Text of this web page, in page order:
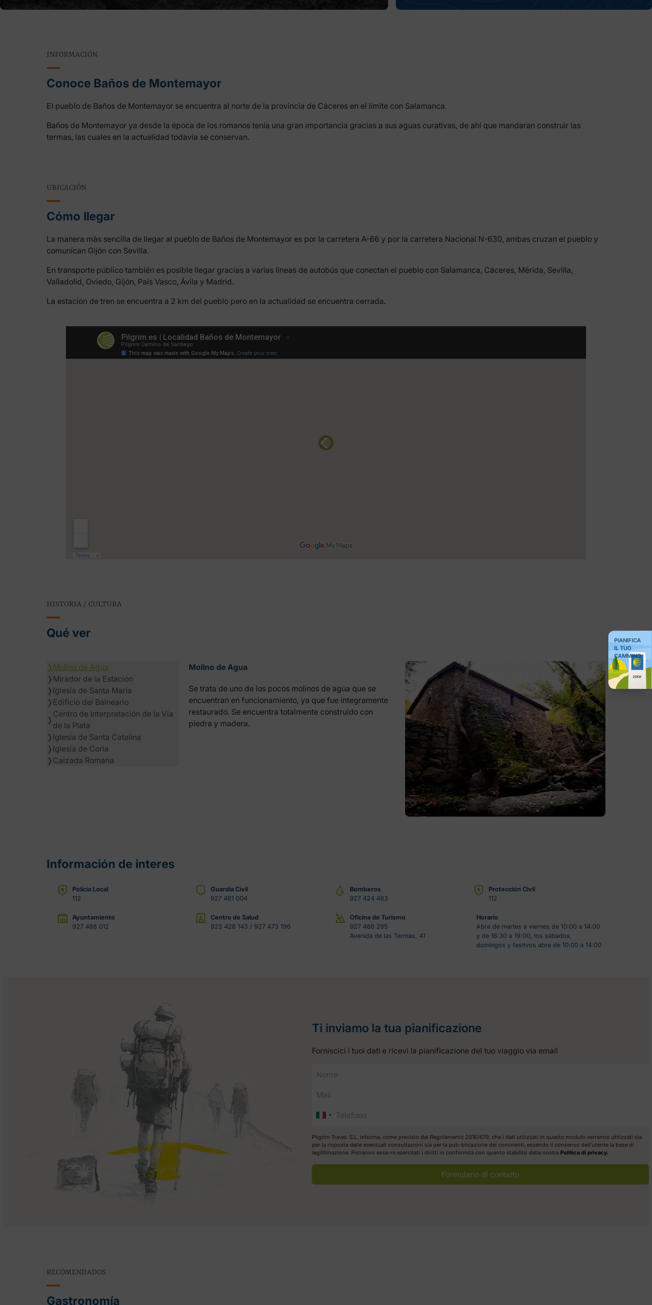
PIANIFICA
IL TUO
CAMMINO
INFORMACIÓN
Conoce Baños de Montemayor
El pueblo de Baños de Montemayor se encuentra al norte de la provincia de Cáceres en el límite con Salamanca.
Baños de Montemayor ya desde la época de los romanos tenía una gran importancia gracias a sus aguas curativas, de ahí que mandaran construir las
termas, las cuales en la actualidad todavía se conservan.
UBICACIÓN
Cómo llegar
La manera más sencilla de llegar al pueblo de Baños de Montemayor es por la carretera A-66 y por la carretera Nacional N-630, ambas cruzan el pueblo y
comunican Gijón con Sevilla.
En transporte público también es posible llegar gracias a varias líneas de autobús que conectan el pueblo con Salamanca, Cáceres, Mérida, Sevilla,
Valladolid, Oviedo, Gijón, País Vasco, Ávila y Madrid.
La estación de tren se encuentra a 2 km del pueblo pero en la actualidad se encuentra cerrada.
HISTORIA / CULTURA
Qué ver
❭ Molino de Agua
❭ Mirador de la Estación
❭ Iglesia de Santa María
❭ Edificio del Balneario
❭
Centro de Interpretación de la Vía
de la Plata
❭ Iglesia de Santa Catalina
❭ Iglesia de Coria
❭ Calzada Romana
Molino de Agua
Se trata de uno de los pocos molinos de agua que se
encuentran en funcionamiento, ya que fue íntegramente
restaurado. Se encuentra totalmente construido con
piedra y madera.
Información de interes
Policía Local
112
Guardia Civil
927 481 004
Bomberos
927 424 483
Protección Civil
112
Ayuntamiento
927 488 012
Centro de Salud
923 428 143 / 927 473 196
Oficina de Turismo
927 488 285
Avenida de las Termas, 41
Horario
Abre de martes a viernes de 10:00 a 14:00
y de 16:30 a 19:00, los sábados,
domingos y festivos abre de 10:00 a 14:00
Ti inviamo la tua pianificazione
Forniscici i tuoi dati e ricevi la pianificazione del tuo viaggio via email
Pilgrim Travel. S.L. informa, come previsto dal Regolamento 2016/679, che i dati utilizzati in questo modulo verranno utilizzati sia
per la risposta delle eventuali consultazioni sia per la pub-blicazione dei commenti, essendo il consenso dell'utente la base di
legittimazione. Potranno esse-re esercitati i diritti in conformità con quanto stabilito dalla nostra Politica di privacy.
Formulario di contatto
RECOMENDADOS
Gastronomía